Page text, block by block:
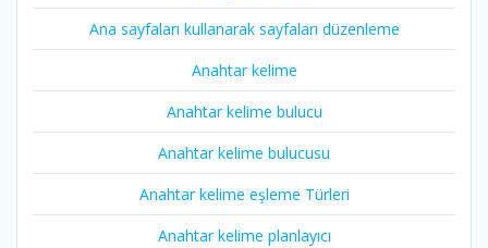
Ana sayfaları kullanarak sayfaları düzenleme
Anahtar kelime
Anahtar kelime bulucu
Anahtar kelime bulucusu
Anahtar kelime eşleme Türleri
Anahtar kelime planlayıcı